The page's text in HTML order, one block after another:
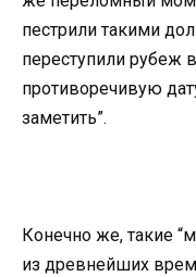
пестрили такими
переступили рубеж
противоречивую
заметить”.
Конечно же, такие
из древнейших